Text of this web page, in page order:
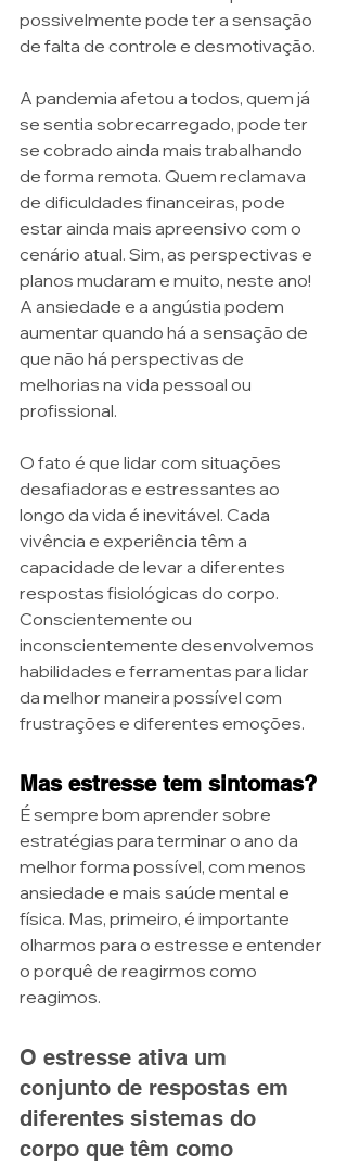
possivelmente pode ter a sensação
de falta de controle e desmotivação.
A pandemia afetou a todos, quem já
se sentia sobrecarregado, pode ter
se cobrado ainda mais trabalhando
de forma remota. Quem reclamava
de dificuldades financeiras, pode
estar ainda mais apreensivo com o
cenário atual. Sim, as perspectivas e
planos mudaram e muito, neste ano!
A ansiedade e a angústia podem
aumentar quando há a sensação de
que não há perspectivas de
melhorias na vida pessoal ou
profissional.
O fato é que lidar com situações
desafiadoras e estressantes ao
longo da vida é inevitável. Cada
vivência e experiência têm a
capacidade de levar a diferentes
respostas fisiológicas do corpo.
Conscientemente ou
inconscientemente desenvolvemos
habilidades e ferramentas para lidar
da melhor maneira possível com
frustrações e diferentes emoções.
Mas estresse tem sintomas?
É sempre bom aprender sobre
estratégias para terminar o ano da
melhor forma possível, com menos
ansiedade e mais saúde mental e
física. Mas, primeiro, é importante
olharmos para o estresse e entender
o porquê de reagirmos como
reagimos.
O estresse ativa um
conjunto de respostas em
diferentes sistemas do
corpo que têm como